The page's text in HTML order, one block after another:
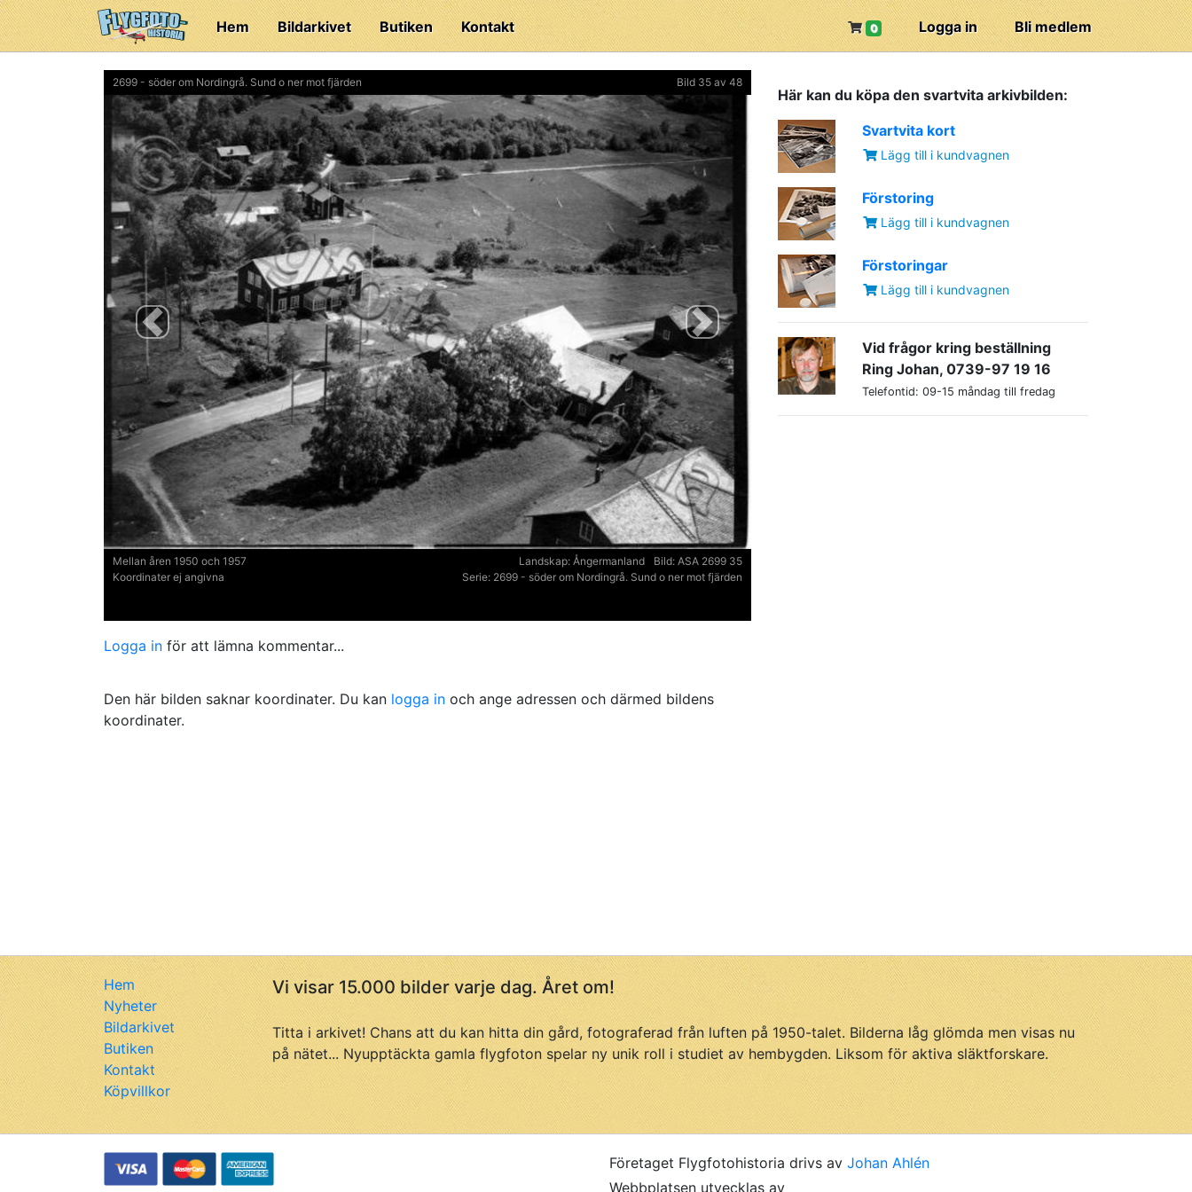
Hem Bildarkivet Butiken Kontakt Bli medlem
Logga in
0
2699 - söder om Nordingrå. Sund o ner mot fjärden Bild 35 av 48
Previous Next
Mellan åren 1950 och 1957 Bild: ASA 2699 35
Landskap: Ångermanland
Koordinater ej angivna
Serie: 2699 - söder om Nordingrå. Sund o ner mot fjärden
Logga in för att lämna kommentar...
Den här bilden saknar koordinater. Du kan logga in och ange adressen och därmed bildens
koordinater.
Här kan du köpa den svartvita arkivbilden:
Svartvita kort
Lägg till i kundvagnen
Förstoring
Lägg till i kundvagnen
Förstoringar
Lägg till i kundvagnen
Vid frågor kring beställning
Ring Johan, 0739-97 19 16
Telefontid: 09-15 måndag till fredag
Hem
Nyheter
Bildarkivet
Butiken
Kontakt
Köpvillkor
Vi visar 15.000 bilder varje dag. Året om!
Titta i arkivet! Chans att du kan hitta din gård, fotograferad från luften på 1950-talet. Bilderna låg glömda men visas nu
på nätet... Nyupptäckta gamla flygfoton spelar ny unik roll i studiet av hembygden. Liksom för aktiva släktforskare.
Företaget Flygfotohistoria drivs av Johan Ahlén
Webbplatsen utvecklas av